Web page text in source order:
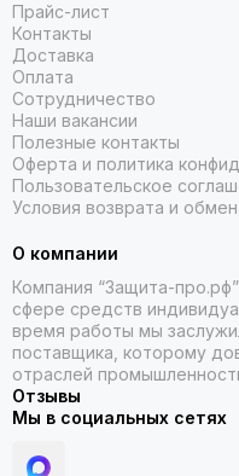
Прайс-лист
Контакты
Доставка
Оплата
Сотрудничество
Наши вакансии
Полезные контакты
Оферта и политика
Пользовательское
Условия возврата и
О компании
Компания “Защита-
сфере средств
время работы мы
поставщика, которому
отраслей
Отзывы
Мы в социальных сетях